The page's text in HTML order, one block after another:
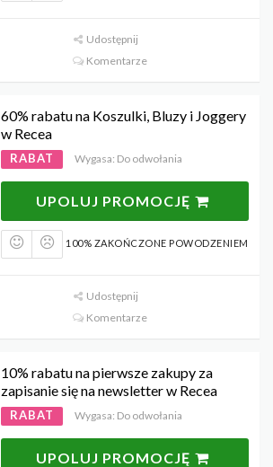
Udostępnij
Komentarze
60% rabatu na Koszulki, Bluzy i Joggery
w Recea
RABAT Wygasa: Do odwołania
UPOLUJ PROMOCJĘ
100% ZAKOŃCZONE POWODZENIEM
Udostępnij
Komentarze
10% rabatu na pierwsze zakupy za
zapisanie się na newsletter w Recea
RABAT Wygasa: Do odwołania
UPOLUJ PROMOCJĘ